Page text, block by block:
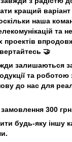
кращий
наша
та
проектів
🤝
залишаються
та роботою
до нас для
300
будь-яку іншу